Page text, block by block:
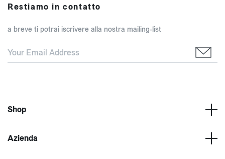
Restiamo in contatto
a breve ti potrai iscrivere alla nostra mailing-list
Shop
Azienda